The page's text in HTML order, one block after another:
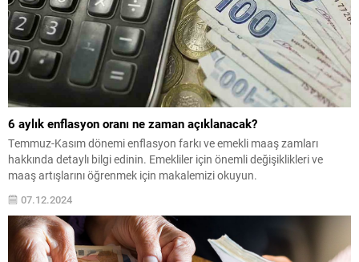
6 aylık enflasyon oranı ne zaman açıklanacak?
Temmuz-Kasım dönemi enflasyon farkı ve emekli maaş zamları
hakkında detaylı bilgi edinin. Emekliler için önemli değişiklikleri ve
maaş artışlarını öğrenmek için makalemizi okuyun.
07.12.2024